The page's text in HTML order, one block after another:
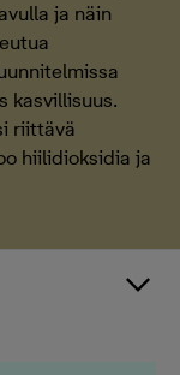
ja näin
kasvillisuus.
riittävä
hiilidioksidia ja